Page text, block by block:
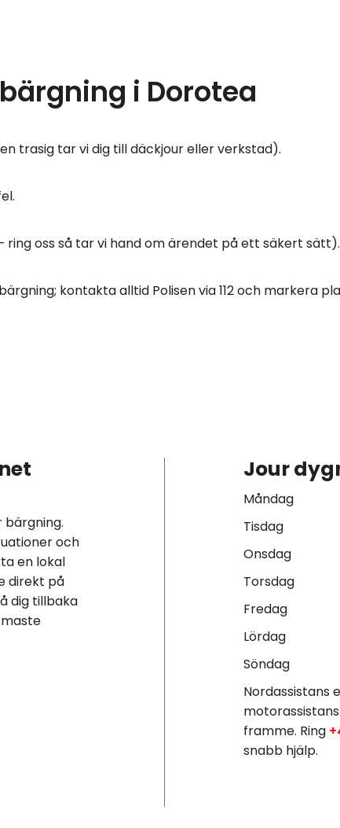
i Dorotea
trasig tar vi dig till däckjour eller verkstad).
ring oss så tar vi hand om ärendet på ett säkert sätt).
kontakta alltid Polisen via 112 och markera
bärgning.
och
en lokal
direkt på
dig tillbaka
Jour
Måndag
Tisdag
Onsdag
Torsdag
Fredag
Lördag
Söndag
Nordassistans
framme. Ring
snabb hjälp.